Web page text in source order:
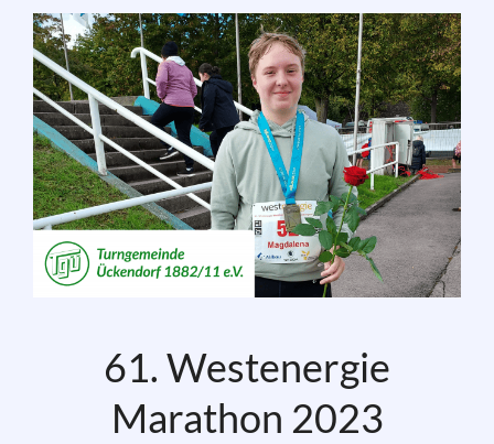
61. Westenergie
Marathon 2023